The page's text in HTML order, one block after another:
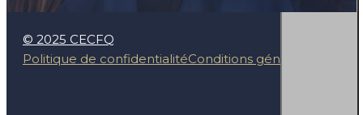
© 2025 CECFQ
Politique de confidentialitéConditions générales